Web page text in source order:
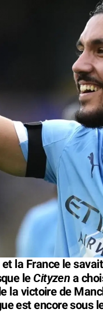
la France le
le Cityzen a
la victoire de
est encore sous